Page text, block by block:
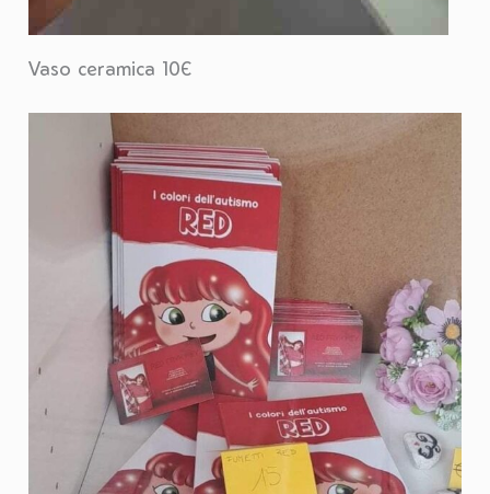
Vaso ceramica 10€